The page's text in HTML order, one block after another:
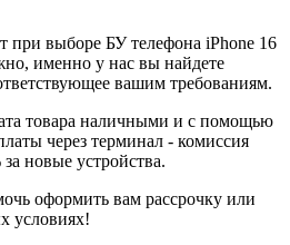
при выборе БУ телефона iPhone 16
именно у нас вы найдете
вашим требованиям.
товара наличными и с помощью
через терминал - комиссия
новые устройства.
оформить вам рассрочку или
условиях!